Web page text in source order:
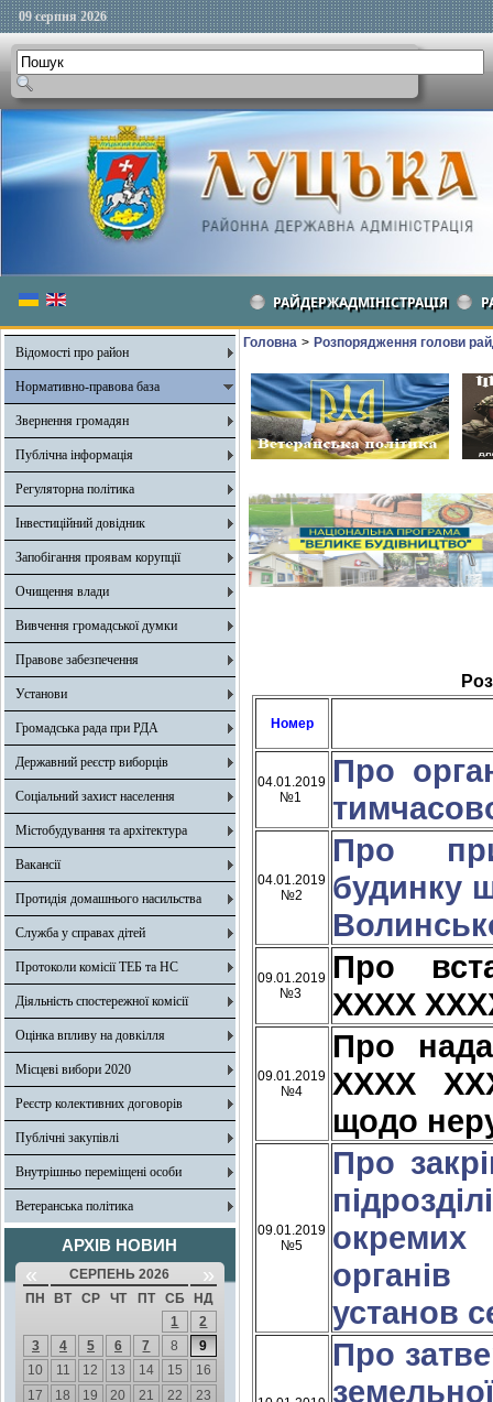
09 серпня 2026
РАЙДЕРЖАДМІНІСТРАЦІЯ
Відомості про район
Нормативно-правова база
Звернення громадян
Публічна інформація
Регуляторна політика
Інвестиційний довідник
Запобігання проявам корупції
Очищення влади
Вивчення громадської думки
Правове забезпечення
Установи
Громадська рада при РДА
Державний реєстр виборців
Соціальний захист населення
Містобудування та архітектура
Вакансії
Протидія домашнього насильства
Служба у справах дітей
Протоколи комісії ТЕБ та НС
Діяльність спостережної комісії
Оцінка впливу на довкілля
Місцеві вибори 2020
Реєстр колективних договорів
Публічні закупівлі
Внутрішньо переміщені особи
Ветеранська політика
АРХІВ НОВИН
« СЕРПЕНЬ 2026 »
ПН ВТ СР ЧТ ПТ СБ
НД
1
2
3
4 5 6 7 8
9
10
11 12 13 14 15
16
17
18 19 20 21 22
23
Головна > Розпорядження голови
Номер
04.01.2019
№1
Про
04.01.2019
№2
Про
будинку
09.01.2019
№3
Про
ХХХХ
09.01.2019
№4
Про
ХХХХ
щодо
09.01.2019
№5
Про
окремих
установ
Про